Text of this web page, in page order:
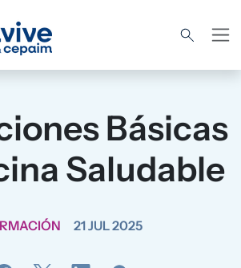
Básicas
Saludable
21 JUL 2025